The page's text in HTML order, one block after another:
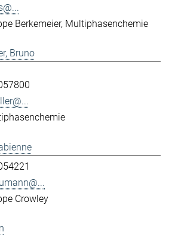
Berkemeier Multiphasenchemie
Bruno
Crowley